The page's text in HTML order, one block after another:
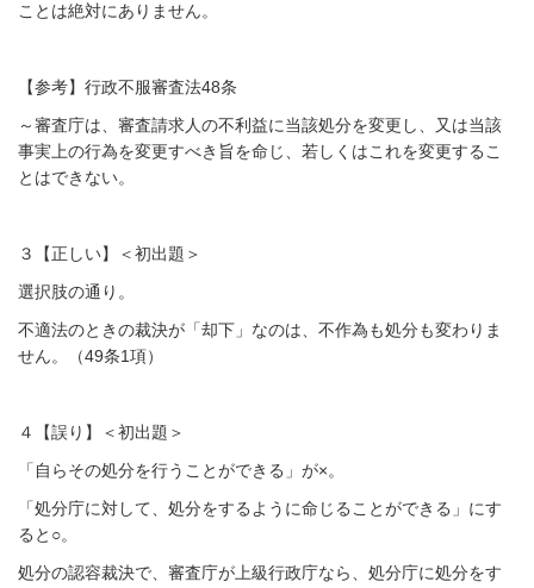
ことは絶対にありません。
【参考】行政不服審査法48条
～審査庁は、審査請求人の不利益に当該処分を変更し、又は当該
事実上の行為を変更すべき旨を命じ、若しくはこれを変更するこ
とはできない。
３【正しい】＜初出題＞
選択肢の通り。
不適法のときの裁決が「却下」なのは、不作為も処分も変わりま
せん。（49条1項）
４【誤り】＜初出題＞
「自らその処分を行うことができる」が×。
「処分庁に対して、処分をするように命じることができる」にす
ると○。
処分の認容裁決で、審査庁が上級行政庁なら、処分庁に処分をす